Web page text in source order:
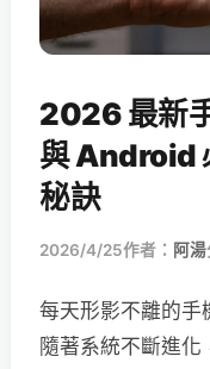
2026 最新
與 Android
秘訣
2026/4/25作者： 阿湯
每天形影不離的手
隨著系統不斷進